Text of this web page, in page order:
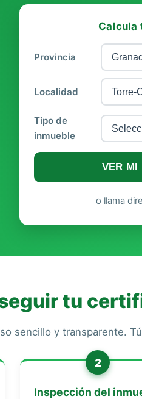
Calcula
Provincia
Localidad
Tipo de
inmueble
VER MI
o llama
tu
sencillo y transparente.
2
Inspección del